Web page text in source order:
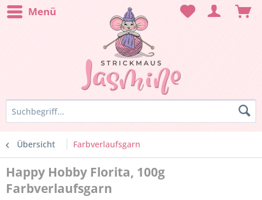
Menü
Übersicht Farbverlaufsgarn
Happy Hobby Florita, 100g
Farbverlaufsgarn